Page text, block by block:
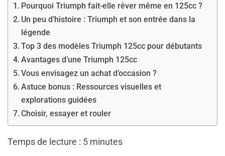
Pourquoi Triumph fait-elle rêver même en 125cc ?
Un peu d’histoire : Triumph et son entrée dans la
légende
Top 3 des modèles Triumph 125cc pour débutants
Avantages d’une Triumph 125cc
Vous envisagez un achat d’occasion ?
Astuce bonus : Ressources visuelles et
explorations guidées
Choisir, essayer et rouler
Temps de lecture : 5 minutes